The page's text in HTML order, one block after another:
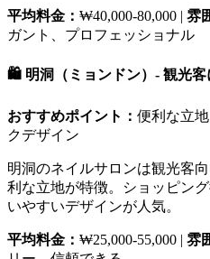
平均料金： ₩40,000-80,000 | 雰
ガント、プロフェッショナル
🛍️ 明洞（ミョンドン）- 観光客
おすすめポイント： 便利な立
クデザイン
明洞のネイルサロンは観光客
利な立地が特徴。ショッピン
いやすいデザインが人気。
平均料金： ₩25,000-55,000 | 雰